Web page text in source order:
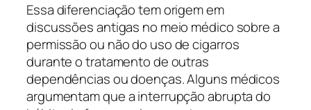
Essa diferenciação tem origem em
discussões antigas no meio médico sobre a
permissão ou não do uso de cigarros
durante o tratamento de outras
dependências ou doenças. Alguns médicos
argumentam que a interrupção abrupta do